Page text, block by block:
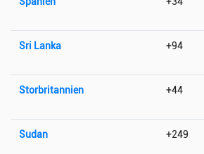
Sri Lanka +94
Storbritannien +44
Sudan +249